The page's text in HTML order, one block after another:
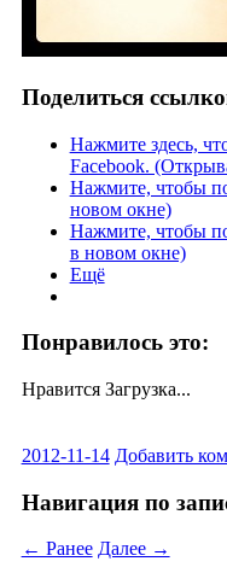
Поделиться
Нажмите здесь,
Facebook.
Нажмите, чтобы
новом окне)
Нажмите, чтобы
в новом окне)
Ещё
Понравилось это:
Нравится Загрузка...
2012-11-14 Добавить
Навигация по
← Ранее Далее →